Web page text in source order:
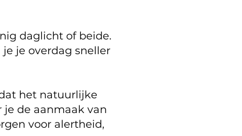
daglicht of beide.
je overdag sneller
het natuurlijke
de aanmaak van
voor alertheid,